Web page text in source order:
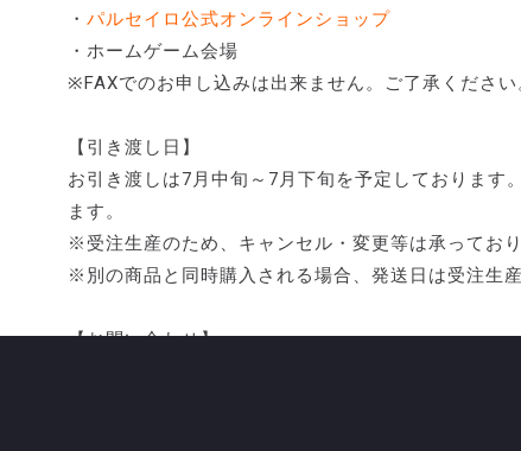
・ パルセイロ公式オンラインショップ
・ホームゲーム会場
※FAXでのお申し込みは出来ません。ご了承ください
【引き渡し日】
お引き渡しは7月中旬～7月下旬を予定しております
ます。
※受注生産のため、キャンセル・変更等は承ってお
※別の商品と同時購入される場合、発送日は受注生産
【お問い合わせ】